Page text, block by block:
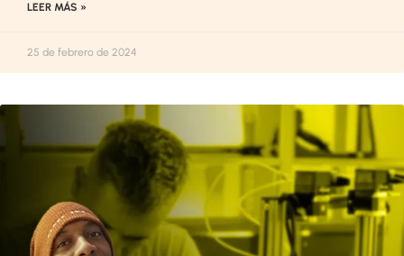
LEER MÁS »
25 de febrero de 2024